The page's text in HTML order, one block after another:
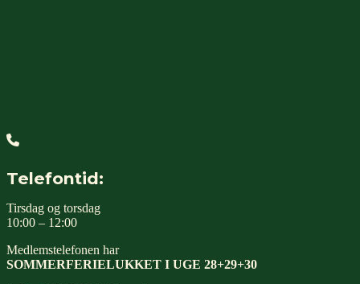
Telefontid:
Tirsdag og torsdag
10:00 – 12:00
Medlemstelefonen har
SOMMERFERIELUKKET I UGE 28+29+30